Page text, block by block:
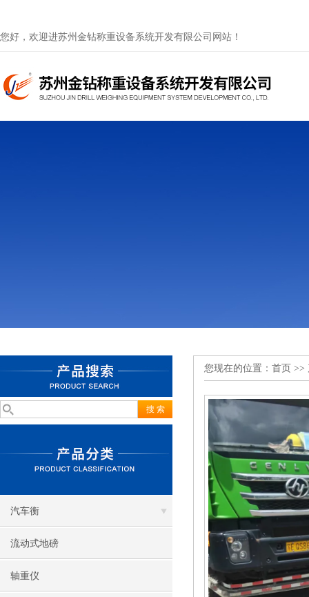
您好，欢迎进苏州金钻称重设备系统开发有限公司网站！
汽车衡
流动式地磅
轴重仪
您现在的位置： 首页 >>